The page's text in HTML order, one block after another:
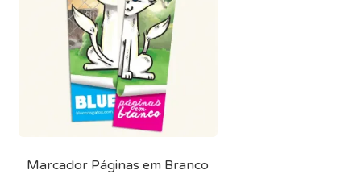
Marcador Páginas em Branco